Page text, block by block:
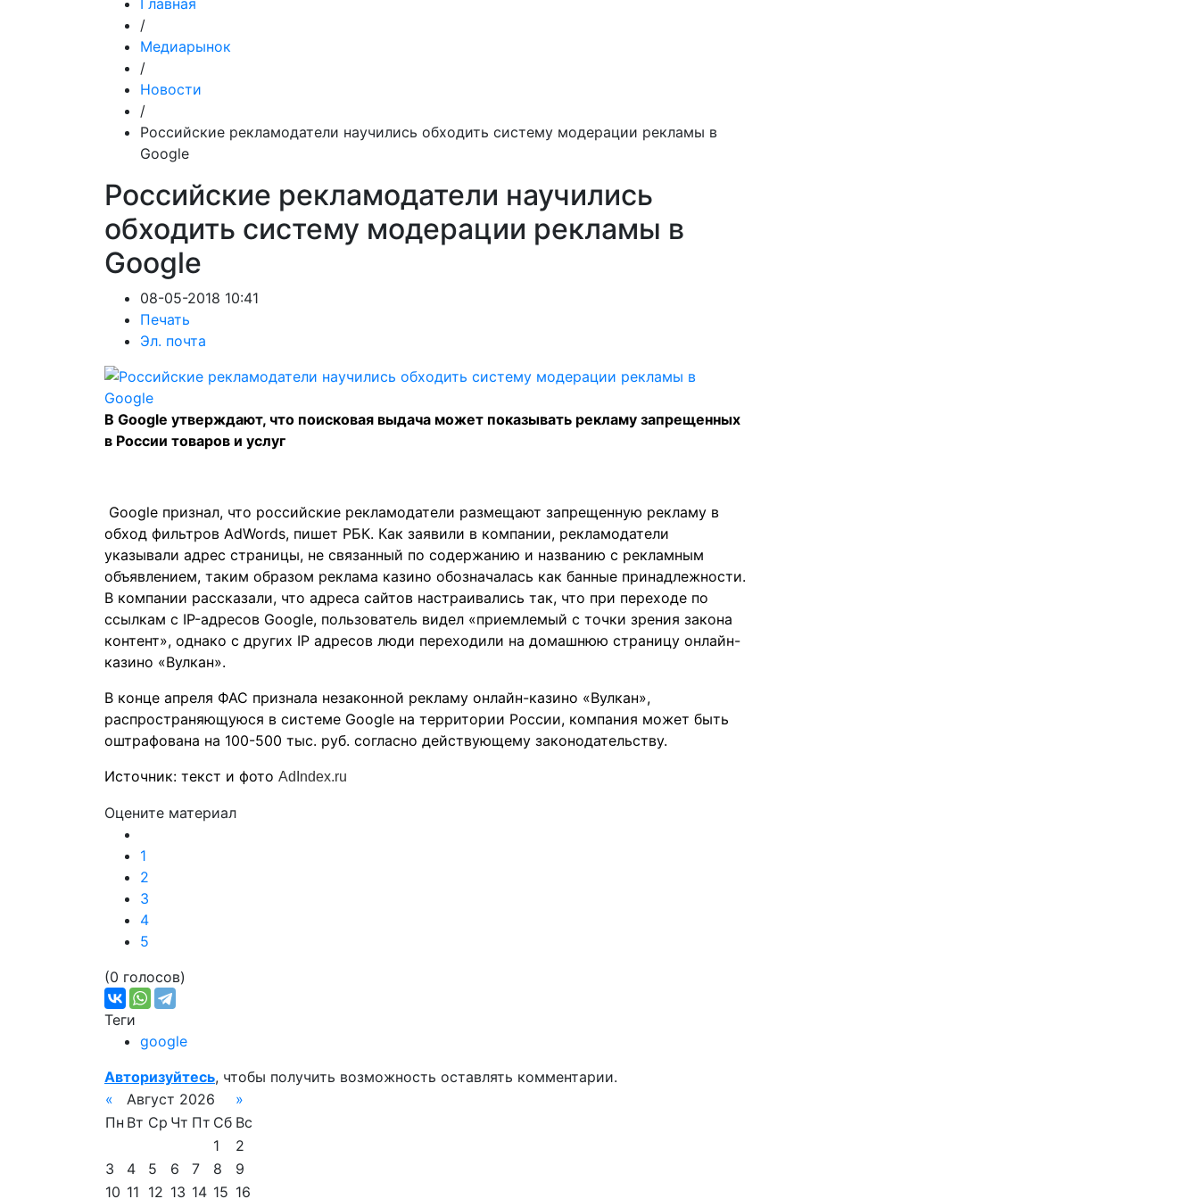
Главная
/
Медиарынок
/
Новости
/
Российские рекламодатели научились обходить систему модерации рекламы в
Google
Российские рекламодатели научились
обходить систему модерации рекламы в
Google
08-05-2018 10:41
Печать
Эл. почта
В Google утверждают, что поисковая выдача может показывать рекламу запрещенных
в России товаров и услуг
Google признал, что российские рекламодатели размещают запрещенную рекламу в
обход фильтров AdWords, пишет РБК. Как заявили в компании, рекламодатели
указывали адрес страницы, не связанный по содержанию и названию с рекламным
объявлением, таким образом реклама казино обозначалась как банные принадлежности.
В компании рассказали, что адреса сайтов настраивались так, что при переходе по
ссылкам с IP-адресов Google, пользователь видел «приемлемый с точки зрения закона
контент», однако с других IP адресов люди переходили на домашнюю страницу онлайн-
казино «Вулкан».
В конце апреля ФАС признала незаконной рекламу онлайн-казино «Вулкан»,
распространяющуюся в системе Google на территории России, компания может быть
оштрафована на 100-500 тыс. руб. согласно действующему законодательству.
Источник: текст и фото AdIndex.ru
Оцените материал
1
2
3
4
5
(0 голосов)
Теги
google
Авторизуйтесь, чтобы получить возможность оставлять комментарии.
«
Август 2026
»
Пн Вт Ср Чт Пт Сб Вс
1
2
3
4 5 6 7 8
9
10 11 12 13 14 15 16